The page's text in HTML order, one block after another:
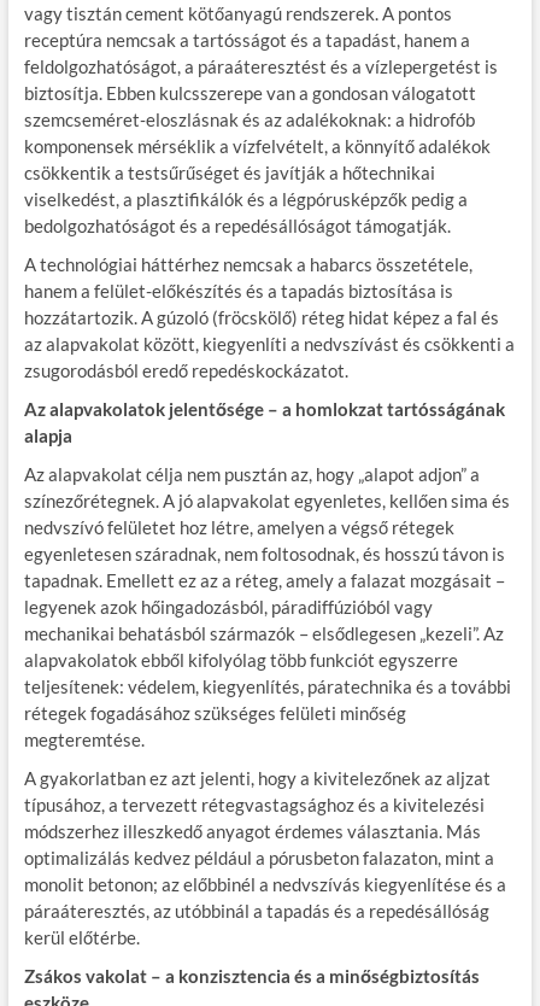
vagy tisztán cement kötőanyagú rendszerek. A pontos
receptúra nemcsak a tartósságot és a tapadást, hanem a
feldolgozhatóságot, a páraáteresztést és a vízlepergetést is
biztosítja. Ebben kulcsszerepe van a gondosan válogatott
szemcseméret‑eloszlásnak és az adalékoknak: a hidrofób
komponensek mérséklik a vízfelvételt, a könnyítő adalékok
csökkentik a testsűrűséget és javítják a hőtechnikai
viselkedést, a plasztifikálók és a légpórusképzők pedig a
bedolgozhatóságot és a repedésállóságot támogatják.
A technológiai háttérhez nemcsak a habarcs összetétele,
hanem a felület-előkészítés és a tapadás biztosítása is
hozzátartozik. A gúzoló (fröcskölő) réteg hidat képez a fal és
az alapvakolat között, kiegyenlíti a nedvszívást és csökkenti a
zsugorodásból eredő repedéskockázatot.
Az alapvakolatok jelentősége – a homlokzat tartósságának
alapja
Az alapvakolat célja nem pusztán az, hogy „alapot adjon” a
színezőrétegnek. A jó alapvakolat egyenletes, kellően sima és
nedvszívó felületet hoz létre, amelyen a végső rétegek
egyenletesen száradnak, nem foltosodnak, és hosszú távon is
tapadnak. Emellett ez az a réteg, amely a falazat mozgásait –
legyenek azok hőingadozásból, páradiffúzióból vagy
mechanikai behatásból származók – elsődlegesen „kezeli”. Az
alapvakolatok ebből kifolyólag több funkciót egyszerre
teljesítenek: védelem, kiegyenlítés, páratechnika és a további
rétegek fogadásához szükséges felületi minőség
megteremtése.
A gyakorlatban ez azt jelenti, hogy a kivitelezőnek az aljzat
típusához, a tervezett rétegvastagsághoz és a kivitelezési
módszerhez illeszkedő anyagot érdemes választania. Más
optimalizálás kedvez például a pórusbeton falazaton, mint a
monolit betonon; az előbbinél a nedvszívás kiegyenlítése és a
páraáteresztés, az utóbbinál a tapadás és a repedésállóság
kerül előtérbe.
Zsákos vakolat – a konzisztencia és a minőségbiztosítás